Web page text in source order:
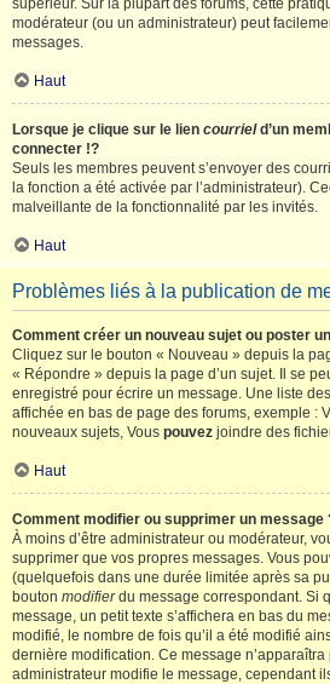
supérieur. Sur la plupart des forums, cette
modérateur (ou un administrateur) peut
messages.
Haut
Lorsque je clique sur le lien courrield’un
connecter !?
Seuls les membres peuvent s’envoyer des
la fonction a été activée par l’administrateur).
malveillante de la fonctionnalité par les invités.
Haut
Problèmes liés à la publication de
Comment créer un nouveau sujet ou poster
Cliquez sur le bouton « Nouveau » depuis la
« Répondre » depuis la page d’un sujet. Il se
enregistré pour écrire un message. Une liste
affichée en bas de page des forums, exemple :
nouveaux sujets, Vous pouvez joindre des
Haut
Comment modifier ou supprimer un message
À moins d’être administrateur ou modérateur,
supprimer que vos propres messages. Vous
(quelquefois dans une durée limitée après sa
bouton modifierdu message correspondant. Si
message, un petit texte s’affichera en bas du
modifié, le nombre de fois qu’il a été modifié
dernière modification. Ce message
administrateur modifie le message, cependant